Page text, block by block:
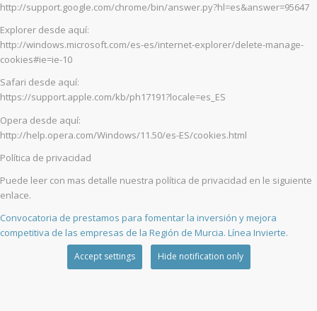
http://support.google.com/chrome/bin/answer.py?hl=es&answer=95647
Explorer desde aquí:
http://windows.microsoft.com/es-es/internet-explorer/delete-manage-
cookies#ie=ie-10
Safari desde aquí:
https://support.apple.com/kb/ph17191?locale=es_ES
Opera desde aquí:
http://help.opera.com/Windows/11.50/es-ES/cookies.html
Política de privacidad
Puede leer con mas detalle nuestra política de privacidad en le siguiente
enlace.
Convocatoria de prestamos para fomentar la inversión y mejora
competitiva de las empresas de la Región de Murcia. Línea Invierte.
Accept settings Hide notification only